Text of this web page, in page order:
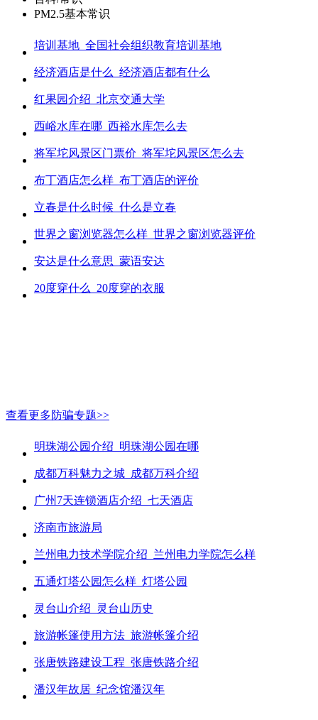
PM2.5基本常识
培训基地_全国社会组织教育培训基地
经济酒店是什么_经济酒店都有什么
红果园介绍_北京交通大学
西峪水库在哪_西裕水库怎么去
将军坨风景区门票价_将军坨风景区怎么去
布丁酒店怎么样_布丁酒店的评价
立春是什么时候_什么是立春
世界之窗浏览器怎么样_世界之窗浏览器评价
安达是什么意思_蒙语安达
20度穿什么_20度穿的衣服
查看更多防骗专题>>
明珠湖公园介绍_明珠湖公园在哪
成都万科魅力之城_成都万科介绍
广州7天连锁酒店介绍_七天酒店
济南市旅游局
兰州电力技术学院介绍_兰州电力学院怎么样
五通灯塔公园怎么样_灯塔公园
灵台山介绍_灵台山历史
旅游帐篷使用方法_旅游帐篷介绍
张唐铁路建设工程_张唐铁路介绍
潘汉年故居_纪念馆潘汉年